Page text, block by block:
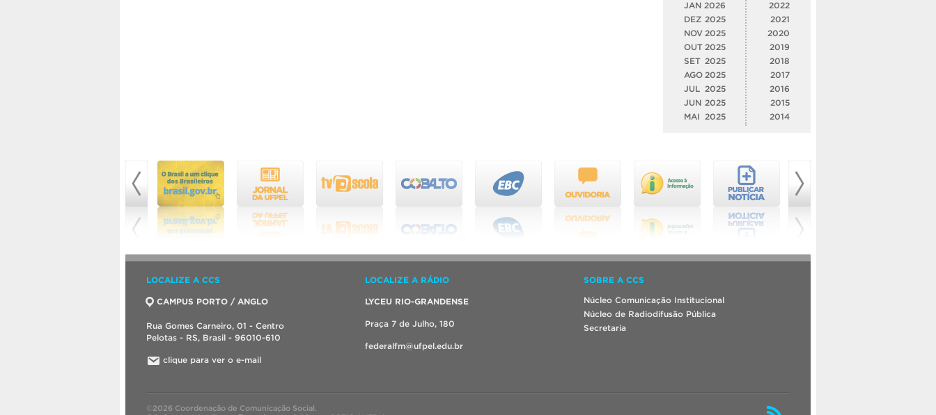
JAN 2026
DEZ 2025
NOV 2025
OUT 2025
SET 2025
AGO 2025
JUL
2025
JUN 2025
MAI
2025
2022
2021
2020
2019
2018
2017
2016
2015
2014
LOCALIZE A CCS
CAMPUS PORTO / ANGLO
Rua Gomes Carneiro, 01 - Centro
Pelotas - RS, Brasil - 96010-610
clique para ver o e-mail
LOCALIZE A RÁDIO
LYCEU RIO-GRANDENSE
Praça 7 de Julho, 180
federalfm@ufpel.edu.br
SOBRE A CCS
Núcleo Comunicação Institucional
Núcleo de Radiodifusão Pública
Secretaria
©2026 Coordenação de Comunicação Social.